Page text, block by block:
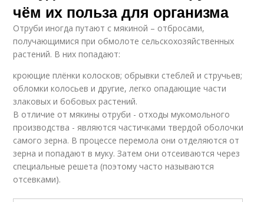
чём их польза для организма
Отруби иногда путают с мякиной – отбросами,
получающимися при обмолоте сельскохозяйственных
растений. В них попадают:
кроющие плёнки колосков; обрывки стеблей и стручьев;
обломки колосьев и другие, легко опадающие части
злаковых и бобовых растений.
В отличие от мякины отруби - отходы мукомольного
производства - являются частичками твердой оболочки
самого зерна. В процессе перемола они отделяются от
зерна и попадают в муку. Затем они отсеиваются через
специальные решета (поэтому часто называются
отсевками).